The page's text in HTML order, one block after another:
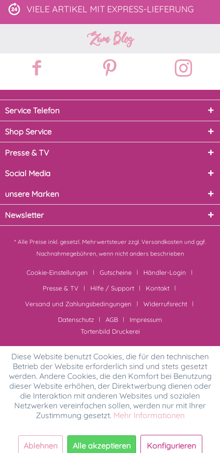
VIELE ARTIKEL MIT EXPRESS-LIEFERUNG
Zum Blog
Service Telefon
Shop Service
Presse & TV
Social Media
unsere Marken
Newsletter
* Alle Preise inkl. gesetzl. Mehrwertsteuer zzgl. Versandkosten und ggf.
Nachnahmegebühren, wenn nicht anders beschrieben
Cookie-Einstellungen Gutscheine
Händler-Login
Presse & TV
Hilfe / Support
Kontakt
Versand und Zahlungsbedingungen
Widerrufsrecht
Datenschutz
AGB
Impressum
Tortenbild Druckerei
Diese Website benutzt Cookies, die für den technischen
Betrieb der Website erforderlich sind und stets gesetzt
werden. Andere Cookies, die den Komfort bei Benutzung
dieser Website erhöhen, der Direktwerbung dienen oder
die Interaktion mit anderen Websites und sozialen
Netzwerken vereinfachen sollen, werden nur mit Ihrer
Zustimmung gesetzt. Mehr Informationen
Ablehnen Alle akzeptieren Konfigurieren